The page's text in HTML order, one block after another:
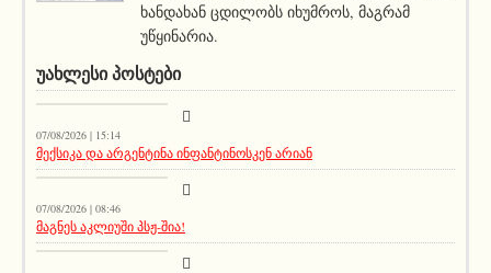
ხანდახან ცდილობს იხუმროს, მაგრამ
უწყინარია.
ᲣᲐᲮᲚᲔᲡᲘ ᲞᲝᲡᲢᲔᲑᲘ
07/08/2026 | 15:14
მექსიკა და არგენტინა ინფანტინოსკენ არიან
სიახლეები
07/08/2026 | 08:46
მაგნეს აკლიუში პსჟ-შია!
მთავარი ამბავი